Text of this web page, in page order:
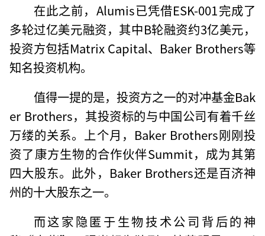
在此之前，Alumis已凭借ESK-001完成了
多轮过亿美元融资，其中B轮融资约3亿美元，
投资方包括Matrix Capital、Baker Brothers等
知名投资机构。
值得一提的是，投资方之一的对冲基金Bak
er Brothers，其投资标的与中国公司有着千丝
万缕的关系。上个月，Baker Brothers刚刚投
资了康方生物的合作伙伴Summit，成为其第
四大股东。此外，Baker Brothers还是百济神
州的十大股东之一。
而这家隐匿于生物技术公司背后的神